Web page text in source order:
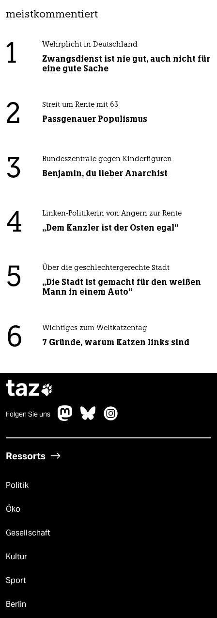
meistkommentiert
1 Wehrplicht in Deutschland
Zwangsdienst ist nie gut, auch nicht für
eine gute Sache
2 Streit um Rente mit 63
Passgenauer Populismus
3 Bundeszentrale gegen Kinderfiguren
Benjamin, du lieber Anarchist
4 Linken-Politikerin von Angern zur Rente
„Dem Kanzler ist der Osten egal“
5 Über die geschlechtergerechte Stadt
„Die Stadt ist gemacht für den weißen
Mann in einem Auto“
6 Wichtiges zum Weltkatzentag
7 Gründe, warum Katzen links sind
taz
Folgen Sie uns
Ressorts
Politik
Öko
Gesellschaft
Kultur
Sport
Berlin